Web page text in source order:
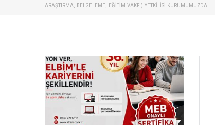
ARAŞTIRMA, BELGELEME, EĞITIM VAKFI) YETKİLİSİ KURUMUMUZDA…